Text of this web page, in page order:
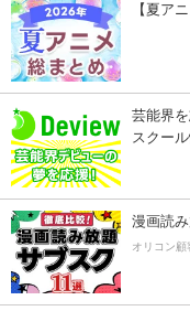
【夏ア
芸能界
スクー
漫画読
オリコン